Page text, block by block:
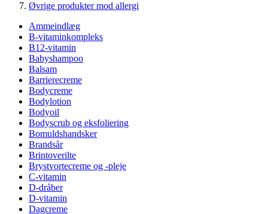
Øvrige produkter mod allergi
Ammeindlæg
B-vitaminkompleks
B12-vitamin
Babyshampoo
Balsam
Barrierecreme
Bodycreme
Bodylotion
Bodyoil
Bodyscrub og eksfoliering
Bomuldshandsker
Brandsår
Brintoverilte
Brystvortecreme og -pleje
C-vitamin
D-dråber
D-vitamin
Dagcreme